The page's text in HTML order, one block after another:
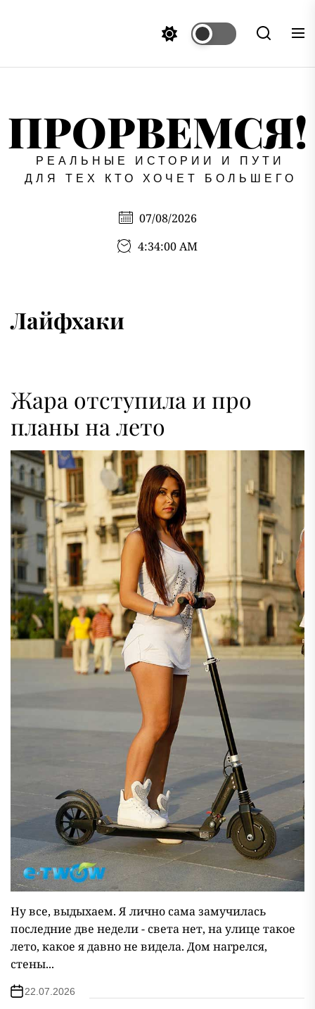
ПРОРВЕМСЯ!
РЕАЛЬНЫЕ ИСТОРИИ И ПУТИ
ДЛЯ ТЕХ КТО ХОЧЕТ БОЛЬШЕГО
07/08/2026
4:34:02 AM
Лайфхаки
Жара отступила и про
планы на лето
Ну все, выдыхаем. Я лично сама замучилась
последние две недели - света нет, на улице такое
лето, какое я давно не видела. Дом нагрелся,
стены...
22.07.2026